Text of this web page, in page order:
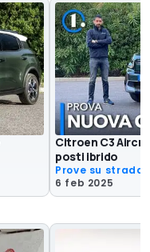
Citroen C3
posti ibrido
Prove su strada
6 feb 2025